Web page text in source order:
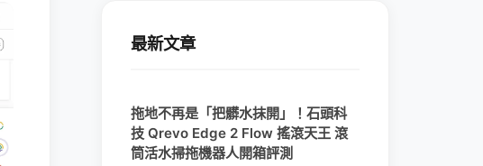
最新文章
拖地不再是「把髒水抹開」！石頭科
技 Qrevo Edge 2 Flow 搖滾天王 滾
筒活水掃拖機器人開箱評測